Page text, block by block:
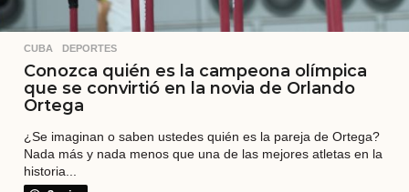
CUBA ,DEPORTES
Conozca quién es la campeona olímpica
que se convirtió en la novia de Orlando
Ortega
¿Se imaginan o saben ustedes quién es la pareja de Ortega?
Nada más y nada menos que una de las mejores atletas en la
historia...